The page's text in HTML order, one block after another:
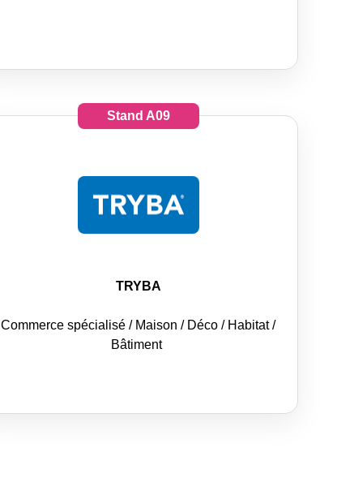
Stand A09
TRYBA
Commerce spécialisé / Maison / Déco / Habitat /
Bâtiment